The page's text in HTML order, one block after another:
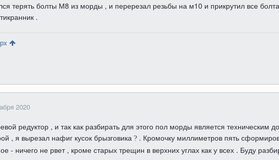
терять болты М8 из морды , и перерезал резьбы на м10 и прикрутил все
.
2020
редуктор , и так как разбирать для этого пол морды является техническим
, я вырезал нафиг кусок брызговика ? . Кромочку миллиметров пять
- ничего не рвет , кроме старых трещин в верхних углах как у всех . Буду